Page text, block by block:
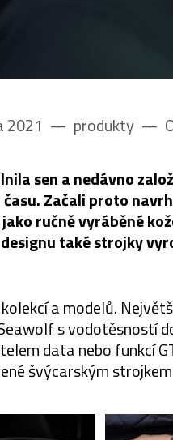
2021 –– produkty ––
sen a nedávno
Začali proto
ručně vyráběné
také strojky
a modelů.
s vodotěsností
data nebo funkcí
švýcarským